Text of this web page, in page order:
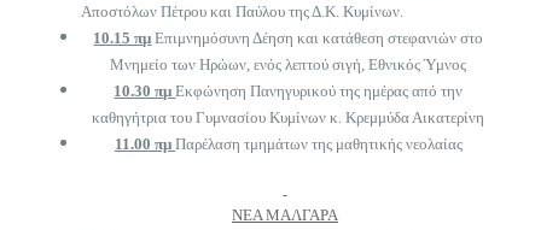
Αποστόλων Πέτρου και Παύλου της Δ.Κ. Κυμίνων.
10.15 πμ Επιμνημόσυνη Δέηση και κατάθεση στεφανιών στο
Μνημείο των Ηρώων, ενός λεπτού σιγή, Εθνικός Ύμνος
10.30 πμ Εκφώνηση Πανηγυρικού της ημέρας από την
καθηγήτρια του Γυμνασίου Κυμίνων κ. Κρεμμύδα Αικατερίνη
11.00 πμ Παρέλαση τμημάτων της μαθητικής νεολαίας
ΝΕΑ ΜΑΛΓΑΡΑ